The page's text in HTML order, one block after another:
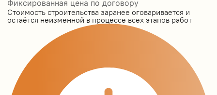
Фиксированная цена по договору
Стоимость строительства заранее оговаривается и
остаётся неизменной в процессе всех этапов работ